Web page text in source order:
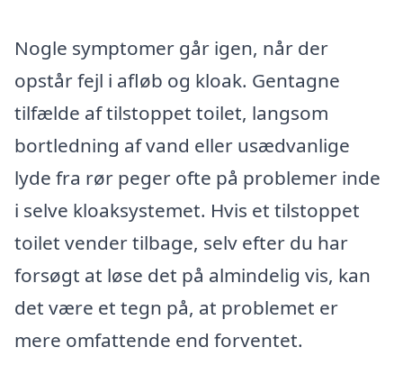
Nogle symptomer går igen, når der
opstår fejl i afløb og kloak. Gentagne
tilfælde af tilstoppet toilet, langsom
bortledning af vand eller usædvanlige
lyde fra rør peger ofte på problemer inde
i selve kloaksystemet. Hvis et tilstoppet
toilet vender tilbage, selv efter du har
forsøgt at løse det på almindelig vis, kan
det være et tegn på, at problemet er
mere omfattende end forventet.